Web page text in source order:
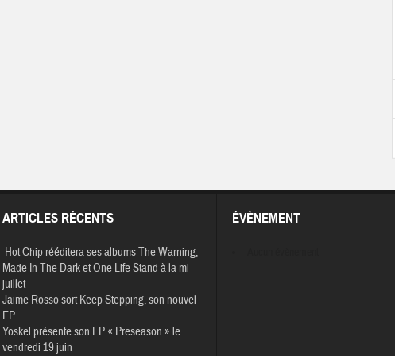
ARTICLES RÉCENTS
Hot Chip rééditera ses albums The Warning,
Made In The Dark et One Life Stand à la mi-
juillet
Jaime Rosso sort Keep Stepping, son nouvel
EP
Yoskel présente son EP « Preseason » le
vendredi 19 juin
ÉVÈNEMENT